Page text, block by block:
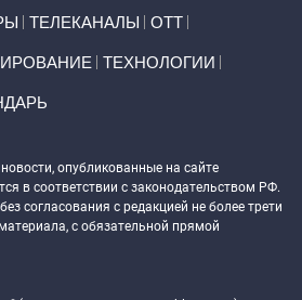
ТЕЛЕКАНАЛЫ ОТТ
ТЕХНОЛОГИИ
опубликованные на сайте
в соответствии с законодательством РФ.
согласования с редакцией не более трети
с обязательной прямой